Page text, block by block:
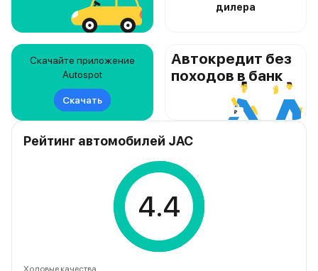
дилера
Скачайте приложение
Autospot
Скачать
Автокредит без
походов в банк
Рейтинг автомобилей JAC
4.4
Ходовые качества